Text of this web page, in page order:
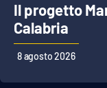
LAC
NETWORK
Lacplay.it
Il progetto
Calabria
8 agosto 2026